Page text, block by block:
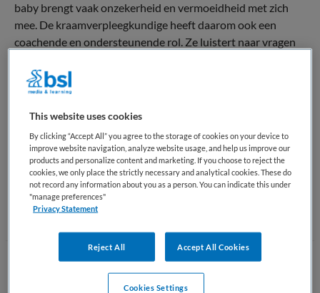
baby brengt vaak onzekerheid en vermoeidheid met zich
mee. De kraamverpleegkundige heeft daarom ook een
coachende en ondersteunende rol. Ze luistert naar vragen
schakelt indien nodig de verloskundige of huisarts in.
zorg, praktische hulp en emotionele ondersteuning om
ervoor te zorgen dat moeder, baby en gezin een veilige en
gezonde start maken.
Wat doet een Kraamverpleegkundige
This website uses cookies
By clicking “Accept All” you agree to the storage of cookies on your device to
improve website navigation, analyze website usage, and help us improve our
products and personalize content and marketing. If you choose to reject the
cookies, we only place the strictly necessary and analytical cookies. These do
not record any information about you as a person. You can indicate this under
"manage preferences"
Privacy Statement
Reject All Accept All Cookies
Cookies Settings